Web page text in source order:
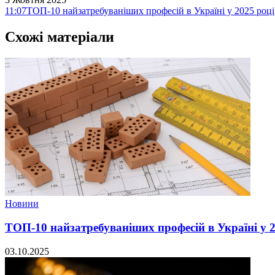
11:07ТОП-10 найзатребуваніших професій в Україні у 2025 році
Схожі матеріали
Новини
ТОП-10 найзатребуваніших професій в Україні у
03.10.2025